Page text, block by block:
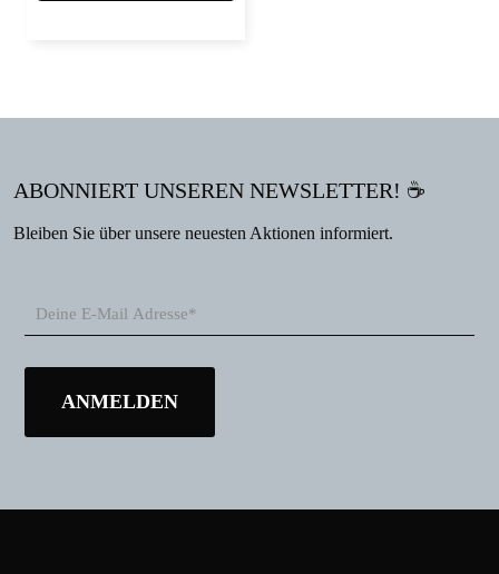
ABONNIERT UNSEREN NEWSLETTER! ☕
Bleiben Sie über unsere neuesten Aktionen informiert.